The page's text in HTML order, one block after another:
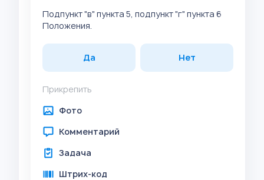
Подпункт "в" пункта 5, подпункт "г" пункта 6
Положения.
Да Нет
Прикрепить
Фото
Комментарий
Задача
Штрих-код